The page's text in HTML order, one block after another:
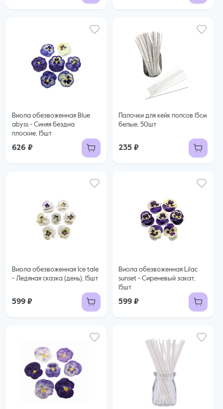
Виола обезвоженная Blue
abyss - Синяя бездна
плоские, 15шт
626 ₽
Палочки для кейк попсов 15см
белые, 50шт
235 ₽
Виола обезвоженная Ice tale
- Ледяная сказка (день), 15шт
599 ₽
Виола обезвоженная Lilac
sunset - Сиреневый закат,
15шт
599 ₽